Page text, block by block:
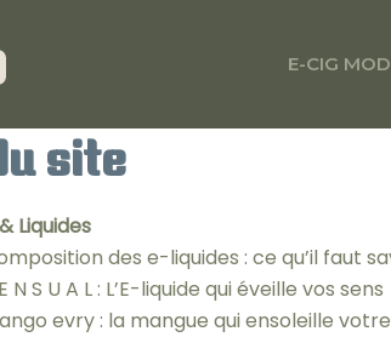
E-CIG
site
Liquides
des e-liquides : ce qu’il faut
N S U A L : L’E-liquide qui éveille vos sens
evry : la mangue qui ensoleille